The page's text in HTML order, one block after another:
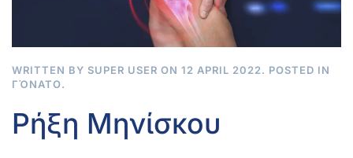
WRITTEN BY SUPER USER ON 12 APRIL 2022. POSTED IN
ΓΌΝΑΤΟ.
Ρήξη Μηνίσκου